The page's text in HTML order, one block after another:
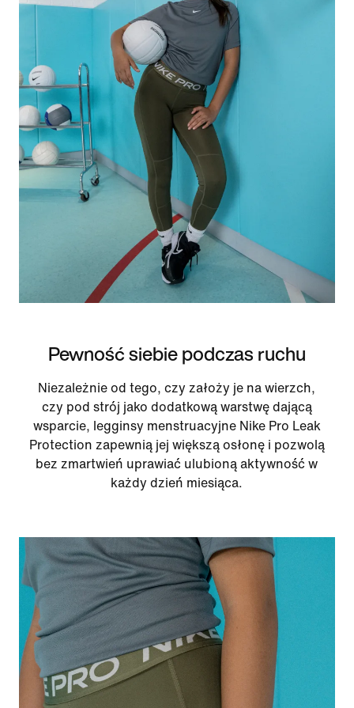
Pewność siebie podczas ruchu
Niezależnie od tego, czy założy je na wierzch,
czy pod strój jako dodatkową warstwę dającą
wsparcie, legginsy menstruacyjne Nike Pro Leak
Protection zapewnią jej większą osłonę i pozwolą
bez zmartwień uprawiać ulubioną aktywność w
każdy dzień miesiąca.